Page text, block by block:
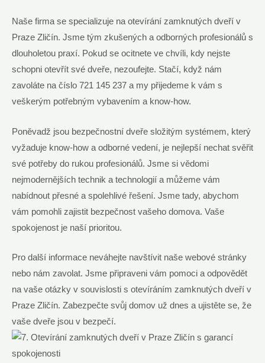
Naše firma se specializuje na otevírání zamknutých dveří v
Praze Zličín. Jsme tým zkušených a odborných profesionálů s
dlouholetou praxí. Pokud se ocitnete ve chvíli, kdy nejste
schopni otevřít své dveře, nezoufejte. Stačí, když nám
zavoláte na číslo 721 145 237 a my přijedeme k vám s
veškerým potřebným vybavením a know-how.
Poněvadž jsou bezpečnostní dveře složitým systémem, který
vyžaduje know-how a odborné vedení, je nejlepší nechat svěřit
své potřeby do rukou profesionálů. Jsme si vědomi
nejmodernějších technik a technologií a můžeme vám
nabídnout přesné a spolehlivé řešení. Jsme tady, abychom
vám pomohli zajistit bezpečnost vašeho domova. Vaše
spokojenost je naší prioritou.
Pro další informace neváhejte navštívit naše webové stránky
nebo nám zavolat. Jsme připraveni vám pomoci a odpovědět
na vaše otázky v souvislosti s otevíráním zamknutých dveří v
Praze Zličín. Zabezpečte svůj domov už dnes a ujistěte se, že
vaše dveře jsou v bezpečí.